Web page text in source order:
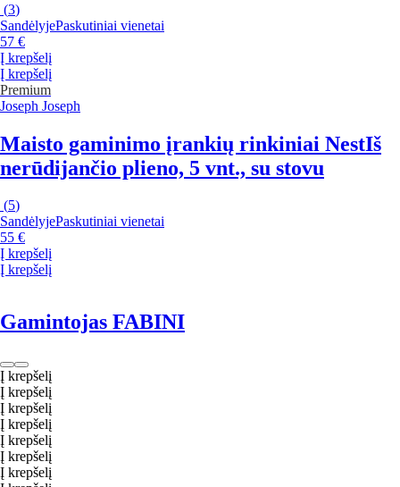
(3)
SandėlyjePaskutiniai vienetai
57 €
Į krepšelį
Į krepšelį
Premium
Joseph Joseph
Maisto gaminimo įrankių rinkiniai NestIš
nerūdijančio plieno, 5 vnt., su stovu
(5)
SandėlyjePaskutiniai vienetai
55 €
Į krepšelį
Į krepšelį
Gamintojas FABINI
Į krepšelį
Į krepšelį
Į krepšelį
Į krepšelį
Į krepšelį
Į krepšelį
Į krepšelį